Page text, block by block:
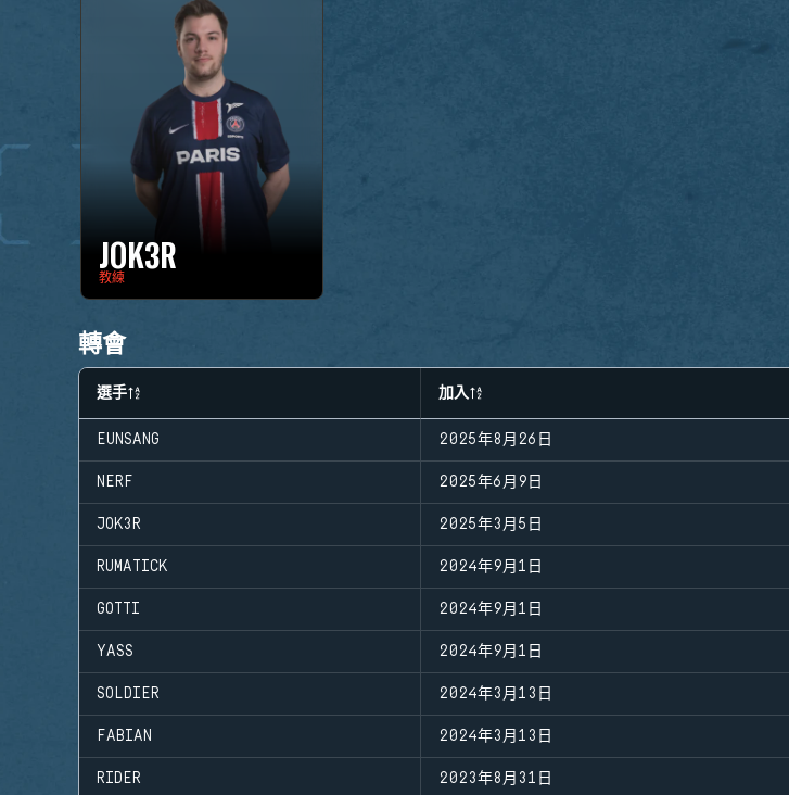
JOK3R
教練
轉會
選手 加入
EUNSANG 2025年8月26日
NERF 2025年6月9日
JOK3R 2025年3月5日
RUMATICK 2024年9月1日
GOTTI 2024年9月1日
YASS 2024年9月1日
SOLDIER 2024年3月13日
FABIAN 2024年3月13日
RIDER 2023年8月31日